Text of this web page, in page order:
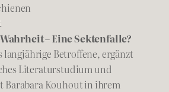
– Eine Sektenfalle?
langjährige Betroffene, ergänzt
Literaturstudium und
Barabara Kouhout in ihrem